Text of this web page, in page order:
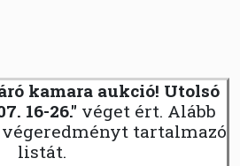
kamara aukció! Utolsó
16-26." véget ért. Alább
tartalmazó
listát.